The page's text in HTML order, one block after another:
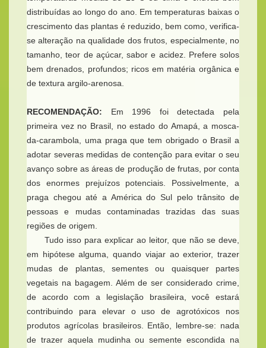
distribuídas ao longo do ano. Em temperaturas baixas o
crescimento das plantas é reduzido, bem como, verifica-
se alteração na qualidade dos frutos, especialmente, no
tamanho, teor de açúcar, sabor e acidez. Prefere solos
bem drenados, profundos; ricos em matéria orgânica e
de textura argilo-arenosa.
RECOMENDAÇÃO: Em 1996 foi detectada pela
primeira vez no Brasil, no estado do Amapá, a mosca-
da-carambola, uma praga que tem obrigado o Brasil a
adotar severas medidas de contenção para evitar o seu
avanço sobre as áreas de produção de frutas, por conta
dos enormes prejuízos potenciais. Possivelmente, a
praga chegou até a América do Sul pelo trânsito de
pessoas e mudas contaminadas trazidas das suas
regiões de origem.
Tudo isso para explicar ao leitor, que não se deve,
em hipótese alguma, quando viajar ao exterior, trazer
mudas de plantas, sementes ou quaisquer partes
vegetais na bagagem. Além de ser considerado crime,
de acordo com a legislação brasileira, você estará
contribuindo para elevar o uso de agrotóxicos nos
produtos agrícolas brasileiros. Então, lembre-se: nada
de trazer aquela mudinha ou semente escondida na